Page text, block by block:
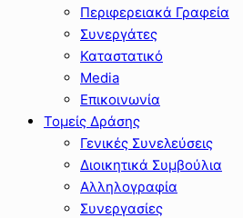
Περιφερειακά Γραφεία
Συνεργάτες
Καταστατικό
Media
Επικοινωνία
Τομείς Δράσης
Γενικές Συνελεύσεις
Διοικητικά Συμβούλια
Αλληλογραφία
Συνεργασίες